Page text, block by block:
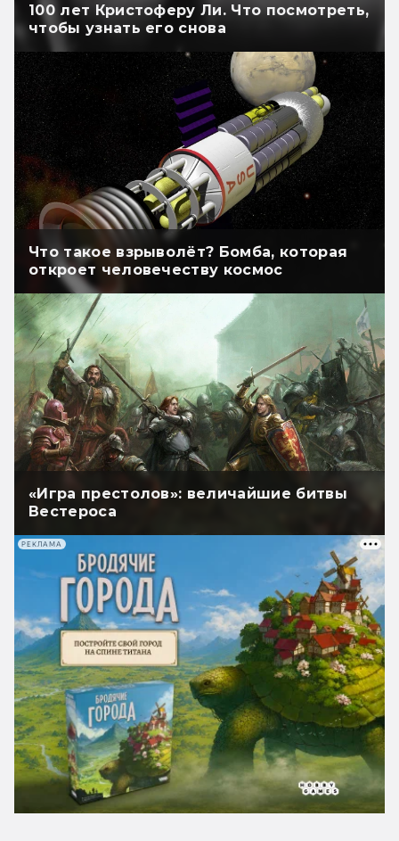
100 лет Кристоферу Ли. Что посмотреть,
чтобы узнать его снова
Что такое взрыволёт? Бомба, которая
откроет человечеству космос
«Игра престолов»: величайшие битвы
Вестероса
РЕКЛАМА